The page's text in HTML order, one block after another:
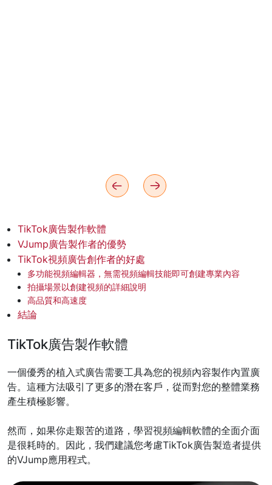
TikTok廣告製作軟體
VJump廣告製作者的優勢
TikTok視頻廣告創作者的好處
多功能視頻編輯器，無需視頻編輯技能即可創建專業內容
拍攝場景以創建視頻的詳細說明
高品質和高速度
結論
TikTok廣告製作軟體
一個優秀的植入式廣告需要工具為您的視頻內容製作內置廣
告。這種方法吸引了更多的潛在客戶，從而對您的整體業務
產生積極影響。
然而，如果你走艱苦的道路，學習視頻編輯軟體的全面介面
是很耗時的。因此，我們建議您考慮TikTok廣告製造者提供
的VJump應用程式。